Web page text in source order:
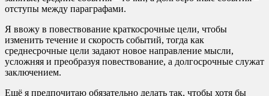
отступы между параграфами.
Я ввожу в повествование краткосрочные цели, чтобы
изменить течение и скорость событий, тогда как
среднесрочные цели задают новое направление мысли,
усложняя и преобразуя повествование, а долгосрочные служат
заключением.
Ещё я предпочитаю обязательно делать так, чтобы хотя бы